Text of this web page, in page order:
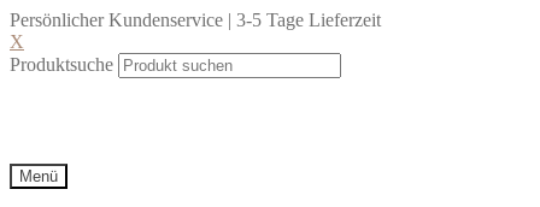
Persönlicher Kundenservice | 3-5 Tage Lieferzeit
X
Produktsuche
Menü